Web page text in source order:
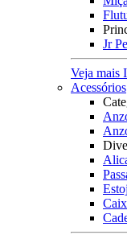
Jr
Veja mais
Acessórios